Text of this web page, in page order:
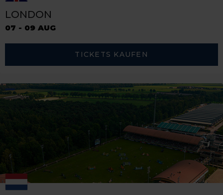
LONDON
07 - 09 AUG
TICKETS KAUFEN